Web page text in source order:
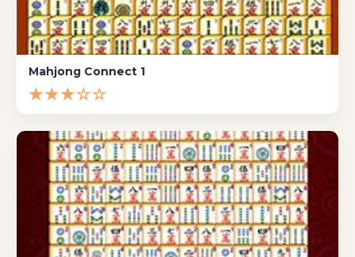
Mahjong Connect 1
★★★☆☆